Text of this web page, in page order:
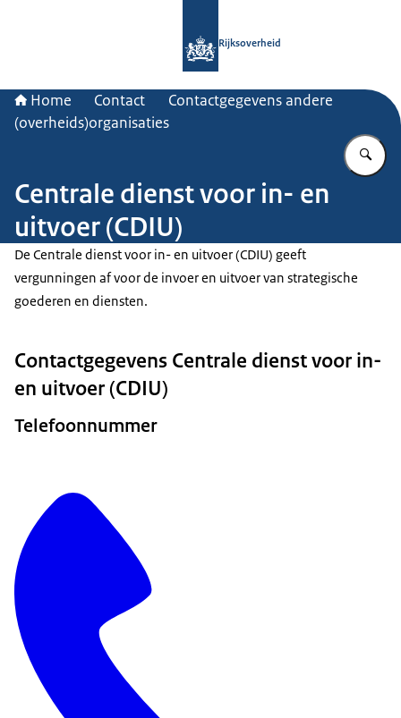
Rijksoverheid
Home Contact
Contactgegevens andere
(overheids)organisaties
Centrale dienst voor in- en
uitvoer (CDIU)
De Centrale dienst voor in- en uitvoer (CDIU) geeft
vergunningen af voor de invoer en uitvoer van strategische
goederen en diensten.
Contactgegevens Centrale dienst voor in-
en uitvoer (CDIU)
Telefoonnummer